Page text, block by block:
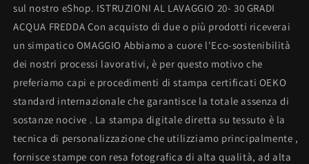
sul nostro eShop. ISTRUZIONI AL LAVAGGIO 20- 30 GRADI
ACQUA FREDDA Con acquisto di due o più prodotti riceverai
un simpatico OMAGGIO Abbiamo a cuore l'Eco-sostenibilità
dei nostri processi lavorativi, è per questo motivo che
preferiamo capi e procedimenti di stampa certificati OEKO
standard internazionale che garantisce la totale assenza di
sostanze nocive . La stampa digitale diretta su tessuto è la
tecnica di personalizzazione che utilizziamo principalmente ,
fornisce stampe con resa fotografica di alta qualità, ad alta